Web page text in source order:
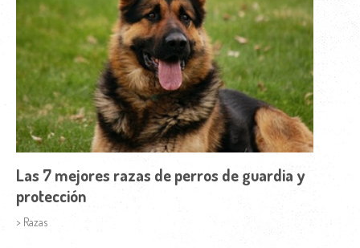
Las 7 mejores razas de perros de guardia y
protección
> Razas